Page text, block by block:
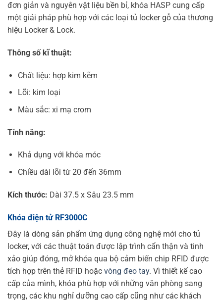
đơn giản và nguyên vật liệu bền bỉ, khóa HASP cung cấp
một giải pháp phù hợp với các loại tủ locker gỗ của thương
hiệu Locker & Lock.
Thông số kĩ thuật:
Chất liệu: hợp kim kẽm
Lõi: kim loại
Màu sắc: xi mạ crom
Tính năng:
Khả dụng với khóa móc
Chiều dài lõi từ 20 đến 36mm
Kích thước: Dài 37.5 x Sâu 23.5 mm
Khóa điện tử RF3000C
Đây là dòng sản phẩm ứng dụng công nghệ mới cho tủ
locker, với các thuật toán được lập trình cẩn thận và tinh
xảo giúp đóng, mở khóa qua bộ cảm biến chip RFID được
tích hợp trên thẻ RFID hoặc vòng đeo tay. Vì thiết kế cao
cấp của mình, khóa phù hợp với những văn phòng sang
trọng, các khu nghỉ dưỡng cao cấp cũng như các khách